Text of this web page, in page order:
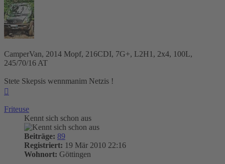
CamperVan, 2014 Mopf, 216CDI, 7G+, L2H1, 2x4, 100L,
245/70/16 AT
Stete Skepsis wennmanim Netzis !
Friteuse
Kennt sich schon aus
Beiträge: 89
Registriert: 19 Mär 2010 22:16
Wohnort: Göttingen